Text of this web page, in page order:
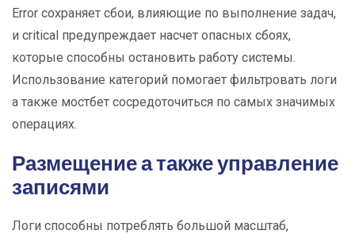
Error сохраняет сбои, влияющие по выполнение задач,
и critical предупреждает насчет опасных сбоях,
которые способны остановить работу системы.
Использование категорий помогает фильтровать логи
а также мостбет сосредоточиться по самых значимых
операциях.
Размещение а также управление
записями
Логи способны потреблять большой масштаб,